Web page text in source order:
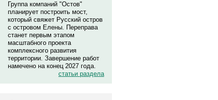
Группа компаний "Остов"
планирует построить мост,
который свяжет Русский остров
с островом Елены. Переправа
станет первым этапом
масштабного проекта
комплексного развития
территории. Завершение работ
намечено на конец 2027 года.
статьи раздела